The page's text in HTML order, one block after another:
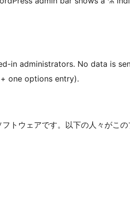
in administrators. No data is
one options entry).
トウェアです。以下の人々がこの